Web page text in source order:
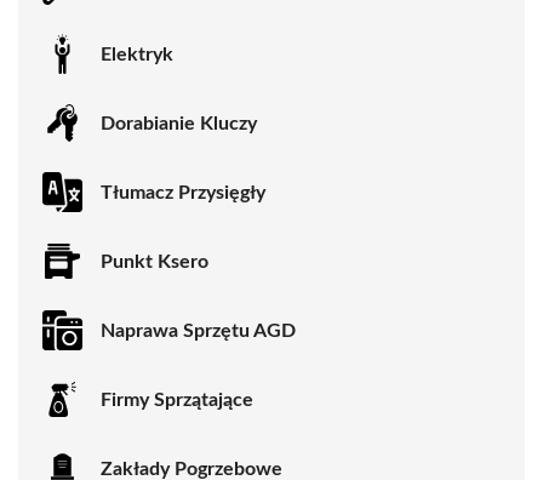
Elektryk
Dorabianie Kluczy
Tłumacz Przysięgły
Punkt Ksero
Naprawa Sprzętu AGD
Firmy Sprzątające
Zakłady Pogrzebowe